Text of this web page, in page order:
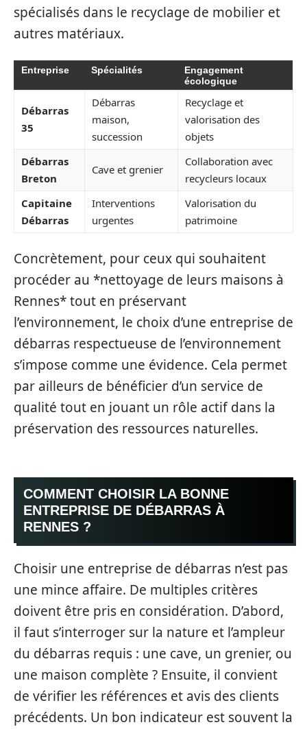
spécialisés dans le recyclage de mobilier et
autres matériaux.
Entreprise Spécialités
Engagement
écologique
Débarras
35
Débarras
maison,
succession
Recyclage et
valorisation des
objets
Débarras
Breton
Cave et grenier
Collaboration avec
recycleurs locaux
Capitaine
Débarras
Interventions
urgentes
Valorisation du
patrimoine
Concrètement, pour ceux qui souhaitent
procéder au *nettoyage de leurs maisons à
Rennes* tout en préservant
l’environnement, le choix d’une entreprise de
débarras respectueuse de l’environnement
s’impose comme une évidence. Cela permet
par ailleurs de bénéficier d’un service de
qualité tout en jouant un rôle actif dans la
préservation des ressources naturelles.
COMMENT CHOISIR LA BONNE
ENTREPRISE DE DÉBARRAS À
RENNES ?
Choisir une entreprise de débarras n’est pas
une mince affaire. De multiples critères
doivent être pris en considération. D’abord,
il faut s’interroger sur la nature et l’ampleur
du débarras requis : une cave, un grenier, ou
une maison complète ? Ensuite, il convient
de vérifier les références et avis des clients
précédents. Un bon indicateur est souvent la